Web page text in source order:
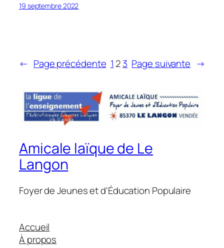
19 septembre 2022
← Page précédente 1 23 Page suivante →
Amicale laïque de Le
Langon
Foyer de Jeunes et d'Éducation Populaire
Accueil
À propos